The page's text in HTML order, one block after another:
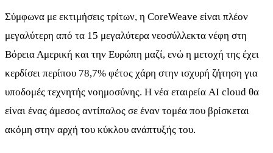
Σύμφωνα με εκτιμήσεις τρίτων, η CoreWeave είναι πλέον
μεγαλύτερη από τα 15 μεγαλύτερα νεοσύλλεκτα νέφη στη
Βόρεια Αμερική και την Ευρώπη μαζί, ενώ η μετοχή της έχει
κερδίσει περίπου 78,7% φέτος χάρη στην ισχυρή ζήτηση για
υποδομές τεχνητής νοημοσύνης. Η νέα εταιρεία AI cloud θα
είναι ένας άμεσος αντίπαλος σε έναν τομέα που βρίσκεται
ακόμη στην αρχή του κύκλου ανάπτυξής του.